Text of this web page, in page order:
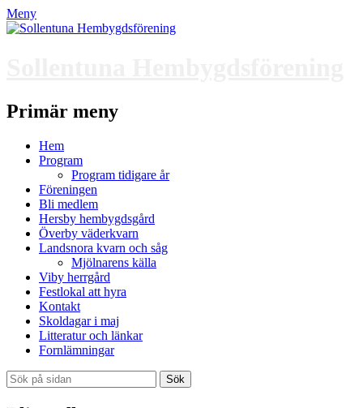
Meny
Facebook
Instagram
Primär meny
HoppaHem
Program
Program tidigare år
Föreningen
Bli medlem
Hersby hembygdsgård
Överby väderkvarn
Landsnora kvarn och såg
Mjölnarens källa
Viby herrgård
Festlokal att hyra
Kontakt
Skoldagar i maj
Litteratur och länkar
Fornlämningar
Sök
Sök
efter: